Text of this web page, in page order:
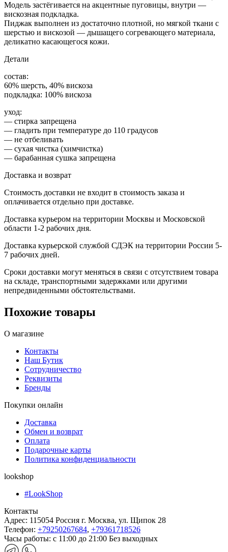
Модель застёгивается на акцентные пуговицы, внутри —
вискозная подкладка.
Пиджак выполнен из достаточно плотной, но мягкой ткани с
шерстью и вискозой — дышащего согревающего материала,
деликатно касающегося кожи.
Детали
состав:
60% шерсть, 40% вискоза
подкладка: 100% вискоза
уход:
— стирка запрещена
— гладить при температуре до 110 градусов
— не отбеливать
— сухая чистка (химчистка)
— барабанная сушка запрещена
Доставка и возврат
Стоимость доставки не входит в стоимость заказа и
оплачивается отдельно при доставке.
Доставка курьером на территории Москвы и Московской
области 1-2 рабочих дня.
Доставка курьерской службой СДЭК на территории России 5-
7 рабочих дней.
Сроки доставки могут меняться в связи с отсутствием товара
на складе, транспортными задержками или другими
непредвиденными обстоятельствами.
Похожие товары
О магазине
Контакты
Наш Бутик
Сотрудничество
Реквизиты
Бренды
Покупки онлайн
Доставка
Обмен и возврат
Оплата
Подарочные карты
Политика конфиденциальности
lookshop
#LookShop
Контакты
Адрес: 115054 Россия г. Москва, ул. Щипок 28
Телефон: +79250267684, +79361718526
Часы работы: с 11:00 до 21:00 Без выходных